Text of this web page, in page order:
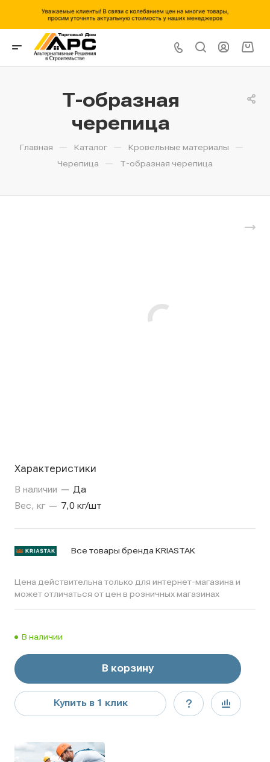
Т-образная
черепица
Главная — Каталог — Кровельные материалы —
Черепица — Т-образная черепица
Характеристики
В наличии — Да
Вес, кг — 7,0 кг/шт
Все товары бренда KRIASTAK
Цена действительна только для интернет-магазина и
может отличаться от цен в розничных магазинах
В наличии
В корзину
Купить в 1 клик